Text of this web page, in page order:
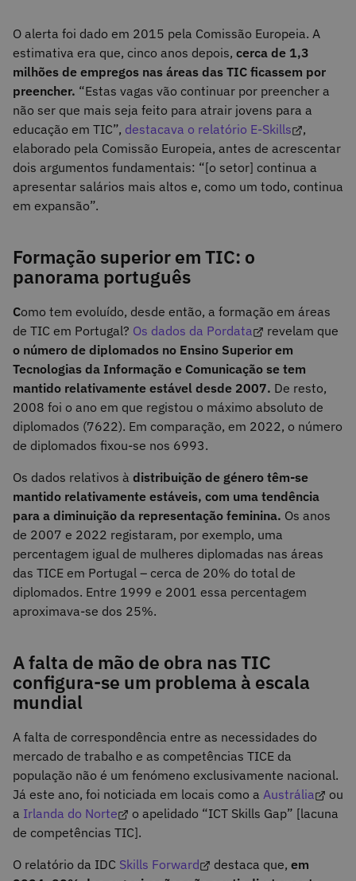
O alerta foi dado em 2015 pela Comissão Europeia. A
estimativa era que, cinco anos depois, cerca de 1,3
milhões de empregos nas áreas das TIC ficassem por
preencher. “Estas vagas vão continuar por preencher a
não ser que mais seja feito para atrair jovens para a
educação em TIC”, destacava o relatório E-Skills
,
elaborado pela Comissão Europeia, antes de acrescentar
dois argumentos fundamentais: “[o setor] continua a
apresentar salários mais altos e, como um todo, continua
em expansão”.
Formação superior em TIC: o
panorama português
Como tem evoluído, desde então, a formação em áreas
de TIC em Portugal? Os dados da Pordata
revelam que
o número de diplomados no Ensino Superior em
Tecnologias da Informação e Comunicação se tem
mantido relativamente estável desde 2007. De resto,
2008 foi o ano em que registou o máximo absoluto de
diplomados (7622). Em comparação, em 2022, o número
de diplomados fixou-se nos 6993.
Os dados relativos à distribuição de género têm-se
mantido relativamente estáveis, com uma tendência
para a diminuição da representação feminina. Os anos
de 2007 e 2022 registaram, por exemplo, uma
percentagem igual de mulheres diplomadas nas áreas
das TICE em Portugal – cerca de 20% do total de
diplomados. Entre 1999 e 2001 essa percentagem
aproximava-se dos 25%.
A falta de mão de obra nas TIC
configura-se um problema à escala
mundial
A falta de correspondência entre as necessidades do
mercado de trabalho e as competências TICE da
população não é um fenómeno exclusivamente nacional.
Já este ano, foi noticiada em locais como a Austrália
ou
a Irlanda do Norte
o apelidado “ICT Skills Gap” [lacuna
de competências TIC].
O relatório da IDC Skills Forward destaca que, em